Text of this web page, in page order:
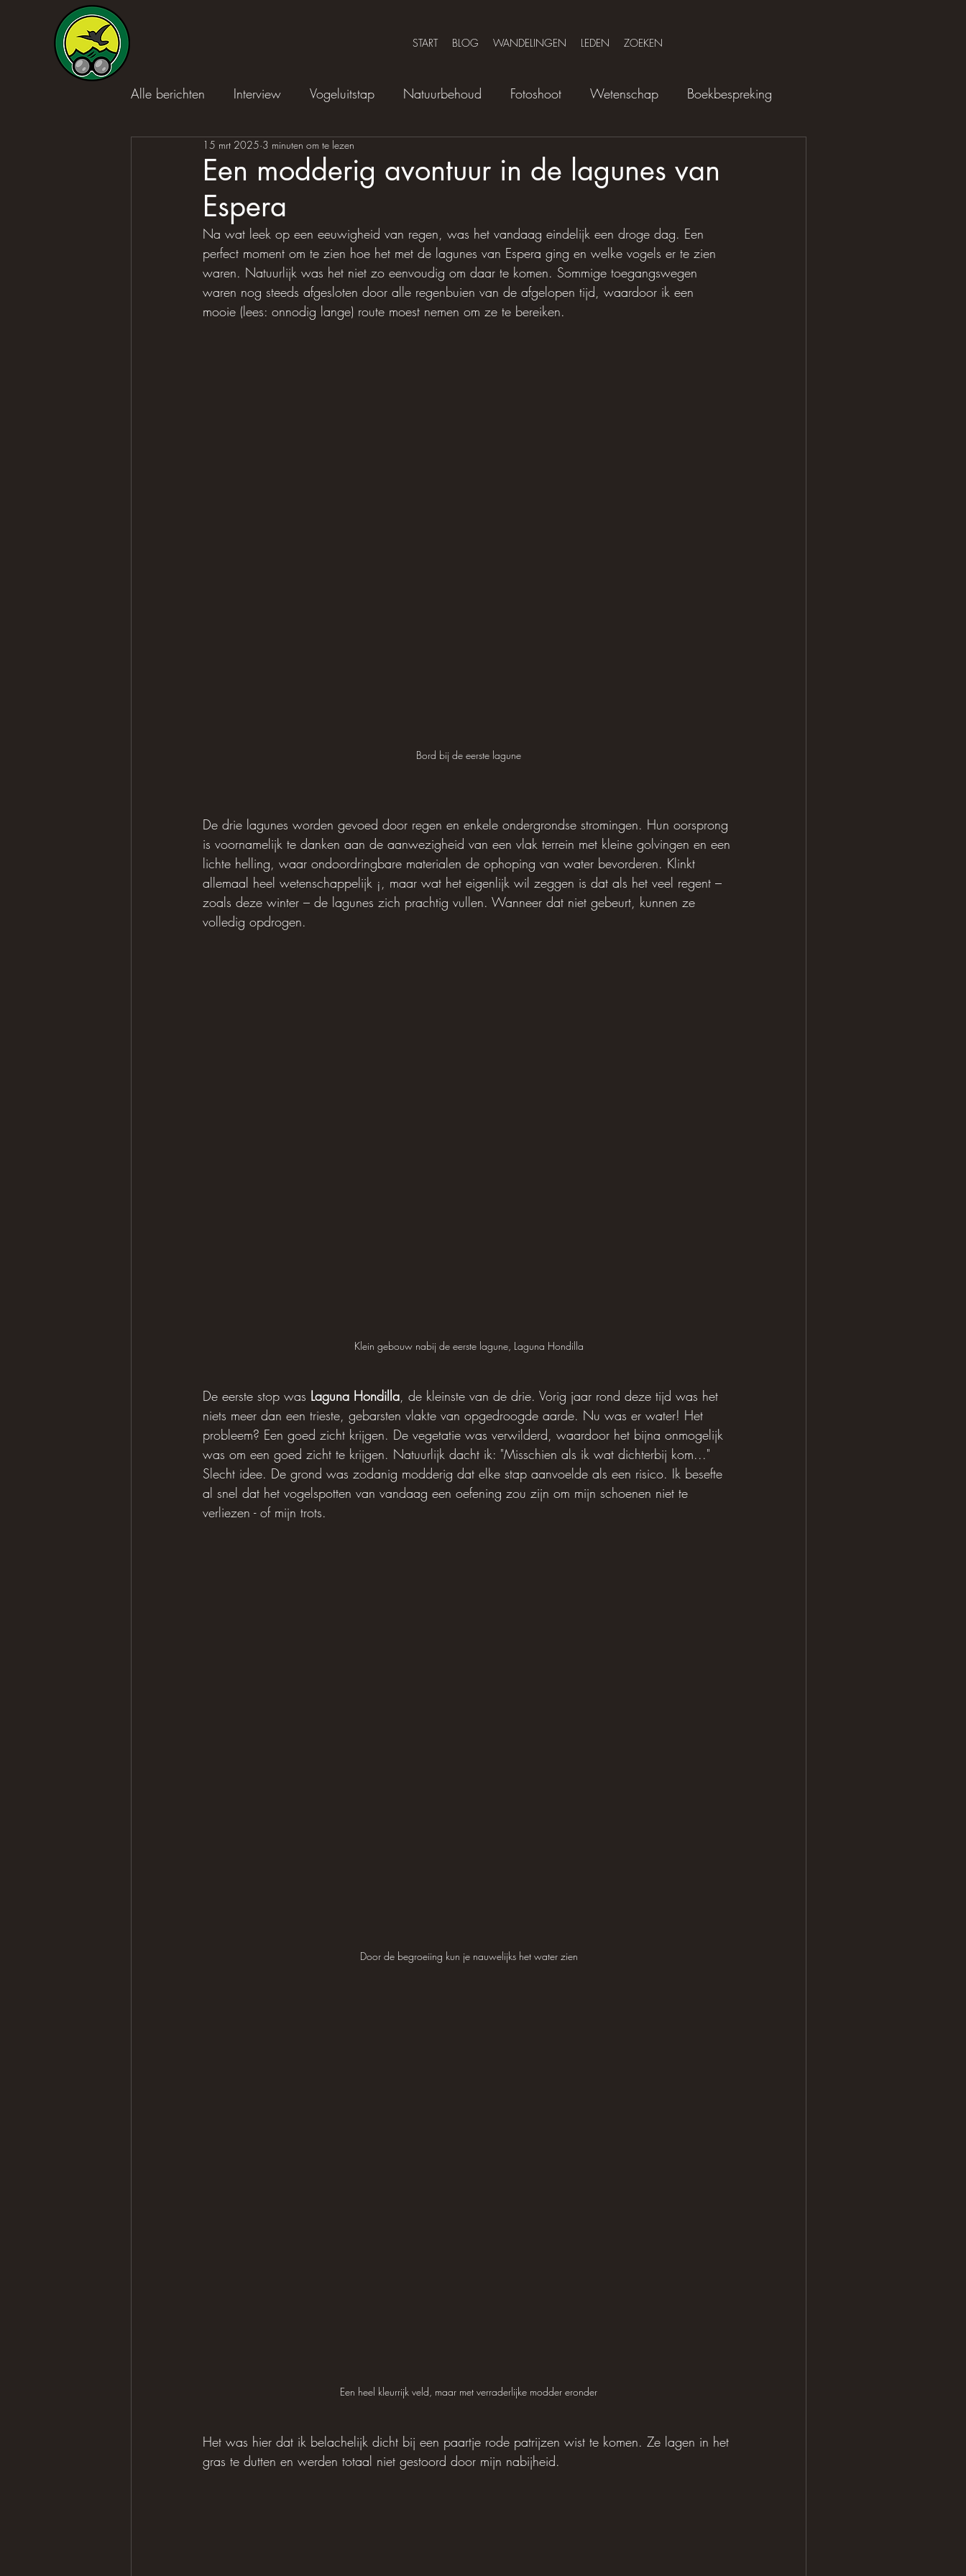
START BLOG WANDELINGEN LEDEN ZOEKEN
Alle berichten Interview Vogeluitstap Natuurbehoud Fotoshoot Wetenschap Boekbespreking
Een modderig avontuur in de lagunes van
Espera
15 mrt 2025 3 minuten om te lezen
Na wat leek op een eeuwigheid van regen, was het vandaag eindelijk een droge dag. Een
perfect moment om te zien hoe het met de lagunes van Espera ging en welke vogels er te zien
waren. Natuurlijk was het niet zo eenvoudig om daar te komen. Sommige toegangswegen
waren nog steeds afgesloten door alle regenbuien van de afgelopen tijd, waardoor ik een
mooie (lees: onnodig lange) route moest nemen om ze te bereiken.
Bord bij de eerste lagune
De drie lagunes worden gevoed door regen en enkele ondergrondse stromingen. Hun oorsprong
is voornamelijk te danken aan de aanwezigheid van een vlak terrein met kleine golvingen en een
lichte helling, waar ondoordringbare materialen de ophoping van water bevorderen. Klinkt
allemaal heel wetenschappelijk ¡, maar wat het eigenlijk wil zeggen is dat als het veel regent –
zoals deze winter – de lagunes zich prachtig vullen. Wanneer dat niet gebeurt, kunnen ze
volledig opdrogen.
Klein gebouw nabij de eerste lagune, Laguna Hondilla
De eerste stop was Laguna Hondilla, de kleinste van de drie. Vorig jaar rond deze tijd was het
niets meer dan een trieste, gebarsten vlakte van opgedroogde aarde. Nu was er water! Het
probleem? Een goed zicht krijgen. De vegetatie was verwilderd, waardoor het bijna onmogelijk
was om een ​​goed zicht te krijgen. Natuurlijk dacht ik: "Misschien als ik wat dichterbij kom..."
Slecht idee. De grond was zodanig modderig dat elke stap aanvoelde als een risico. Ik besefte
al snel dat het vogelspotten van vandaag een oefening zou zijn om mijn schoenen niet te
verliezen - of mijn trots.
Door de begroeiing kun je nauwelijks het water zien
Een heel kleurrijk veld, maar met verraderlijke modder eronder
Het was hier dat ik belachelijk dicht bij een paartje rode patrijzen wist te komen. Ze lagen in het
gras te dutten en werden totaal niet gestoord door mijn nabijheid.